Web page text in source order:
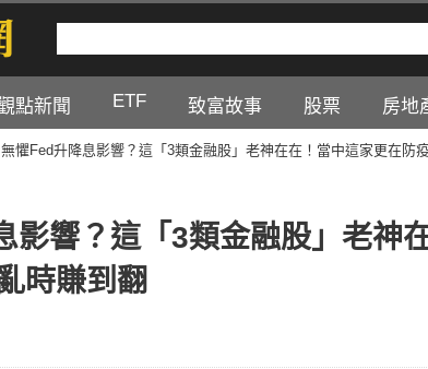
點新聞 ETF 致富故事 股票 房地
無懼Fed升降息影響？這「3類金融股」老神在在！當中這家更在防
影響？這「3類金融股」老神
時賺到翻